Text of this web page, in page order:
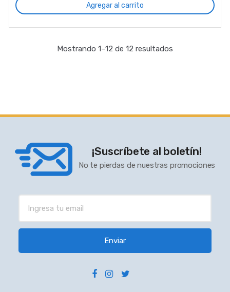
Agregar al carrito
Mostrando 1–12 de 12 resultados
¡Suscríbete al boletín!
No te pierdas de nuestras promociones
Enviar